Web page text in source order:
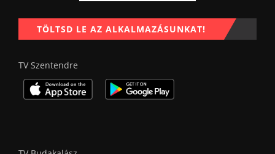
TÖLTSD LE AZ ALKALMAZÁSUNKAT!
TV Szentendre